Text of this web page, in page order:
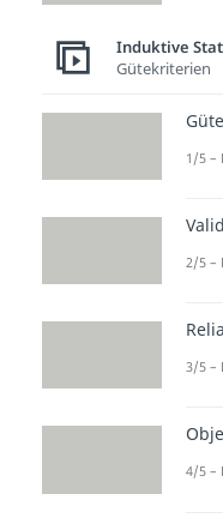
Induktive
Gütekriterien
1/5 –
2/5 –
3/5 –
4/5 –